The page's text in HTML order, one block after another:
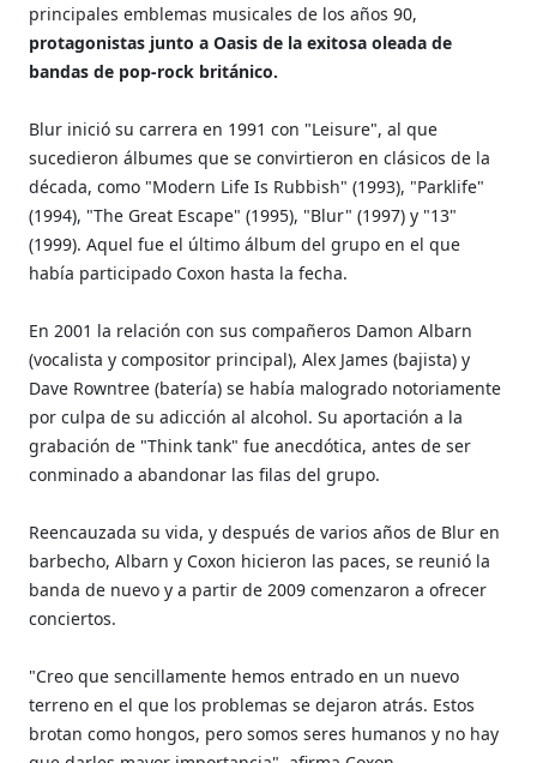
principales emblemas musicales de los años 90,
protagonistas junto a Oasis de la exitosa oleada de
bandas de pop-rock británico.
Blur inició su carrera en 1991 con "Leisure", al que
sucedieron álbumes que se convirtieron en clásicos de la
década, como "Modern Life Is Rubbish" (1993), "Parklife"
(1994), "The Great Escape" (1995), "Blur" (1997) y "13"
(1999). Aquel fue el último álbum del grupo en el que
había participado Coxon hasta la fecha.
En 2001 la relación con sus compañeros Damon Albarn
(vocalista y compositor principal), Alex James (bajista) y
Dave Rowntree (batería) se había malogrado notoriamente
por culpa de su adicción al alcohol. Su aportación a la
grabación de "Think tank" fue anecdótica, antes de ser
conminado a abandonar las filas del grupo.
Reencauzada su vida, y después de varios años de Blur en
barbecho, Albarn y Coxon hicieron las paces, se reunió la
banda de nuevo y a partir de 2009 comenzaron a ofrecer
conciertos.
"Creo que sencillamente hemos entrado en un nuevo
terreno en el que los problemas se dejaron atrás. Estos
brotan como hongos, pero somos seres humanos y no hay